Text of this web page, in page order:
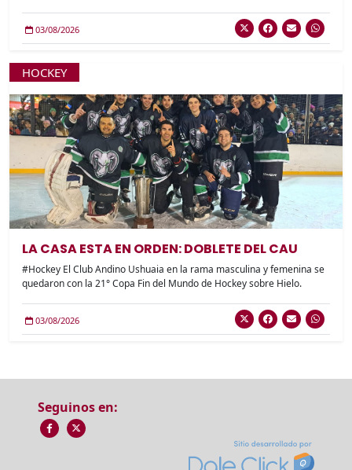
03/08/2026
HOCKEY
LA CASA ESTA EN ORDEN: DOBLETE DEL CAU
#Hockey El Club Andino Ushuaia en la rama masculina y femenina se
quedaron con la 21° Copa Fin del Mundo de Hockey sobre Hielo.
03/08/2026
Seguinos en: